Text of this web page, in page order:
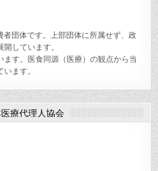
団体です。上部団体に所属せず、政
しています。
ます。医食同源（医療）の観点から当
ます。
療代理人協会